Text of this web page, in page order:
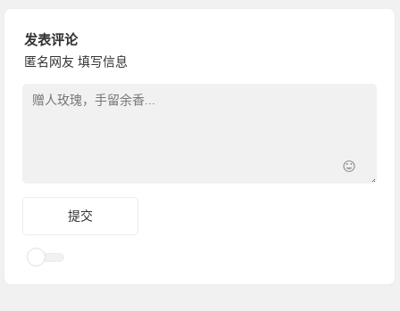
发表评论
匿名网友 填写信息